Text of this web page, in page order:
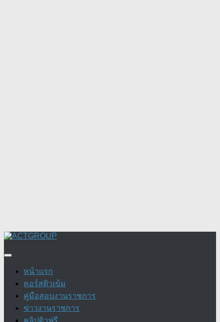
Skip
content
หน้าแรก
คอร์สติวเข้ม
คู่มือสอบงานราชการ
ข่าวงานราชการ
คลิปติวฟรี